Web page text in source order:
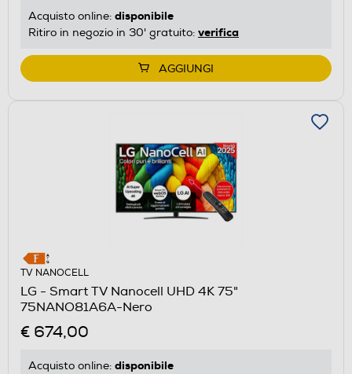
Acquisto online: disponibile
Ritiro in negozio in 30' gratuito: verifica
AGGIUNGI
TV NANOCELL
LG - Smart TV Nanocell UHD 4K 75"
75NANO81A6A-Nero
€ 674,00
Acquisto online: disponibile